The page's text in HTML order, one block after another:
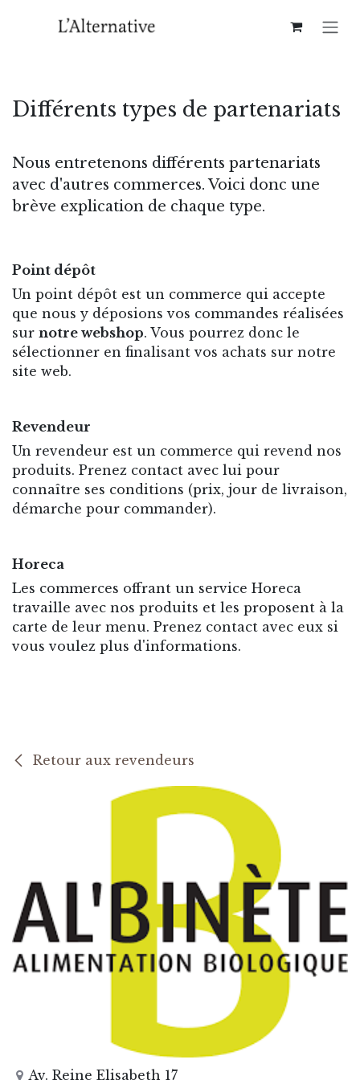
Différents types de partenariats
Nous entretenons différents partenariats
avec d'autres commerces. Voici donc une
brève explication de chaque type.
Point dépôt
Un point dépôt est un commerce qui accepte
que nous y déposions vos commandes réalisées
sur notre webshop. Vous pourrez donc le
sélectionner en finalisant vos achats sur notre
site web.
Revendeur
Un revendeur est un commerce qui revend nos
produits. Prenez contact avec lui pour
connaître ses conditions (prix, jour de livraison,
démarche pour commander).
Horeca
Les commerces offrant un service Horeca
travaille avec nos produits et les proposent à la
carte de leur menu. Prenez contact avec eux si
vous voulez plus d'informations.
Retour aux revendeurs
Av. Reine Elisabeth 17